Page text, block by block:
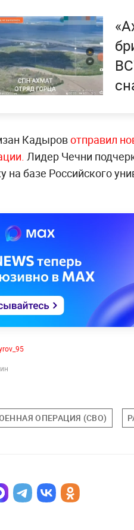
Кадыровотправил
Лидер Чечни
на базе Российского
ОПЕРАЦИЯ (СВО)